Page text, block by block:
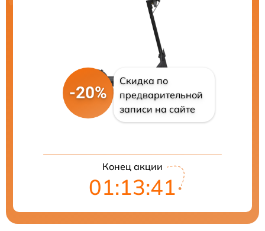
-20%
Скидка по
предварительной
записи на сайте
Конец акции
01:13:40